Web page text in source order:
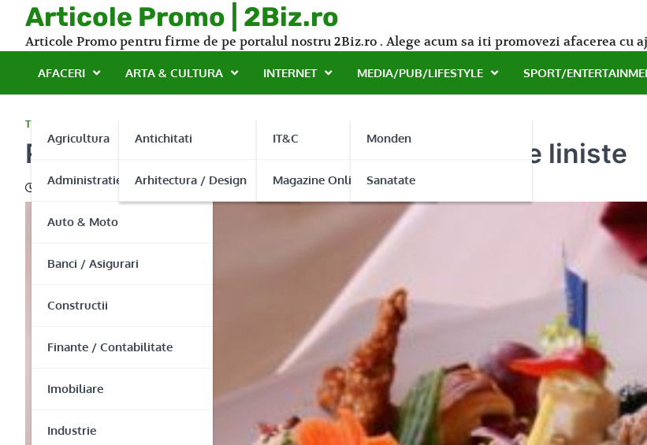
content
Articole Promo | 2Biz.ro
Articole Promo pentru firme de pe portalul nostru 2Biz.ro . Alege acum sa iti promovezi afacerea cu
AFACERI
Agricultura
Administratie Publica
Auto & Moto
Banci / Asigurari
Constructii
Finante / Contabilitate
Imobiliare
Industrie
ARTA & CULTURA
Antichitati
Arhitectura / Design
INTERNET
IT&C
Magazine Online
MEDIA/PUB/LIFESTYLE
Monden
Sanatate
SPORT/
TURISM
Restaurant Pensiune Rozeclas – oaza de liniste
13/05/2013